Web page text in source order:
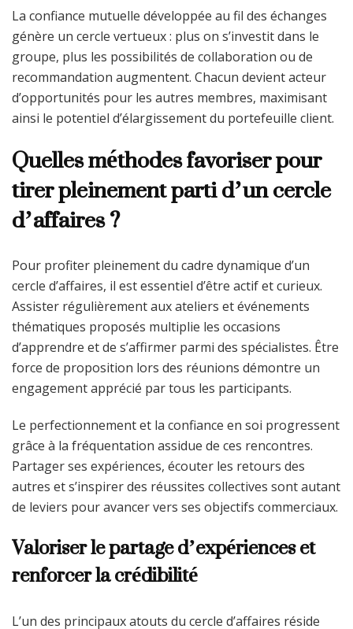
La confiance mutuelle développée au fil des échanges
génère un cercle vertueux : plus on s’investit dans le
groupe, plus les possibilités de collaboration ou de
recommandation augmentent. Chacun devient acteur
d’opportunités pour les autres membres, maximisant
ainsi le potentiel d’élargissement du portefeuille client.
Quelles méthodes favoriser pour
tirer pleinement parti d’un cercle
d’affaires ?
Pour profiter pleinement du cadre dynamique d’un
cercle d’affaires, il est essentiel d’être actif et curieux.
Assister régulièrement aux ateliers et événements
thématiques proposés multiplie les occasions
d’apprendre et de s’affirmer parmi des spécialistes. Être
force de proposition lors des réunions démontre un
engagement apprécié par tous les participants.
Le perfectionnement et la confiance en soi progressent
grâce à la fréquentation assidue de ces rencontres.
Partager ses expériences, écouter les retours des
autres et s’inspirer des réussites collectives sont autant
de leviers pour avancer vers ses objectifs commerciaux.
Valoriser le partage d’expériences et
renforcer la crédibilité
L’un des principaux atouts du cercle d’affaires réside